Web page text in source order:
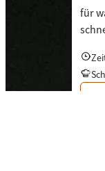
für
Ein